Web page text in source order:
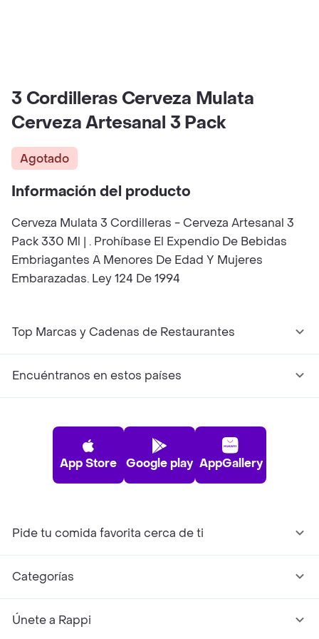
3 Cordilleras Cerveza Mulata
Cerveza Artesanal 3 Pack
Agotado
Información del producto
Cerveza Mulata 3 Cordilleras - Cerveza Artesanal 3
Pack 330 Ml | . Prohíbase El Expendio De Bebidas
Embriagantes A Menores De Edad Y Mujeres
Embarazadas. Ley 124 De 1994
Top Marcas y Cadenas de Restaurantes
Encuéntranos en estos países
App Store Google play AppGallery
Pide tu comida favorita cerca de ti
Categorías
Únete a Rappi